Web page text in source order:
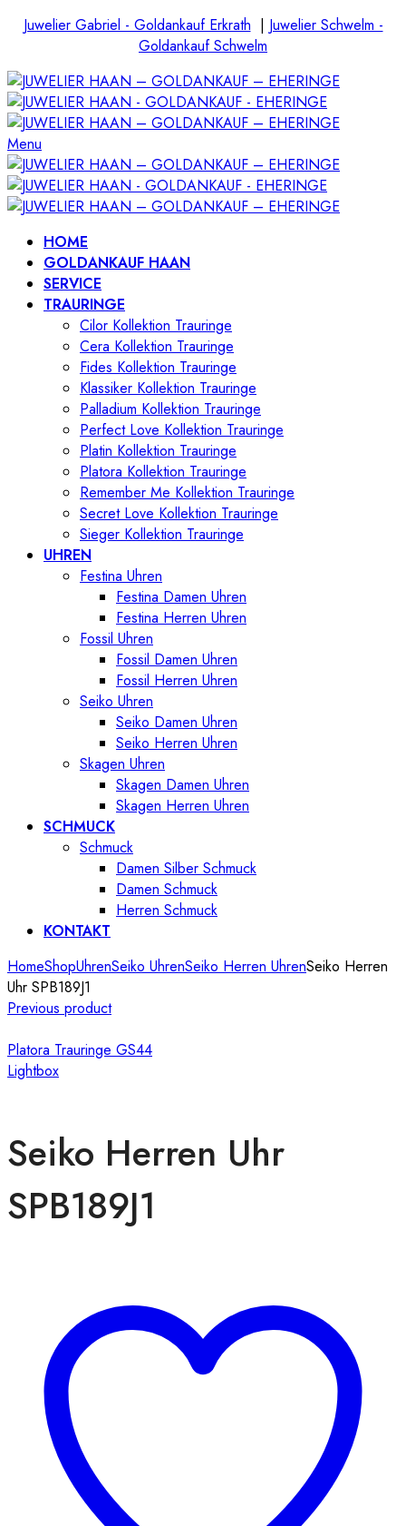
Juwelier Gabriel - Goldankauf Erkrath | Juwelier Schwelm -
Goldankauf Schwelm
Menu
HOME
GOLDANKAUF HAAN
SERVICE
TRAURINGE
Cilor Kollektion Trauringe
Cera Kollektion Trauringe
Fides Kollektion Trauringe
Klassiker Kollektion Trauringe
Palladium Kollektion Trauringe
Perfect Love Kollektion Trauringe
Platin Kollektion Trauringe
Platora Kollektion Trauringe
Remember Me Kollektion Trauringe
Secret Love Kollektion Trauringe
Sieger Kollektion Trauringe
UHREN
Festina Uhren
Festina Damen Uhren
Festina Herren Uhren
Fossil Uhren
Fossil Damen Uhren
Fossil Herren Uhren
Seiko Uhren
Seiko Damen Uhren
Seiko Herren Uhren
Skagen Uhren
Skagen Damen Uhren
Skagen Herren Uhren
SCHMUCK
Schmuck
Damen Silber Schmuck
Damen Schmuck
Herren Schmuck
KONTAKT
HomeShopUhrenSeiko UhrenSeiko Herren UhrenSeiko Herren
Uhr SPB189J1
Previous product
Platora Trauringe GS44
Lightbox
Seiko Herren Uhr
SPB189J1